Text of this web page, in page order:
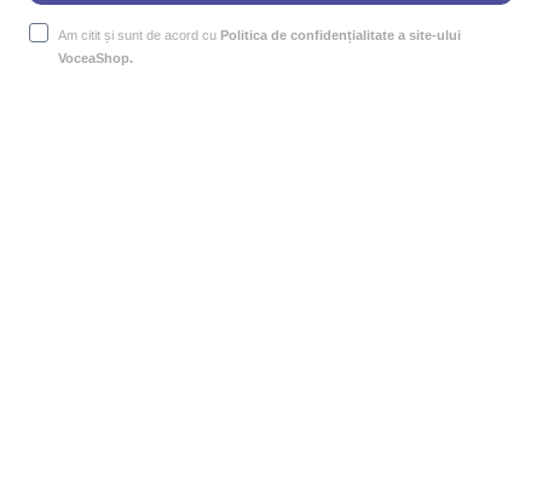
Am citit și sunt de acord cu Politica de confidențialitate a site-ului
VoceaShop.